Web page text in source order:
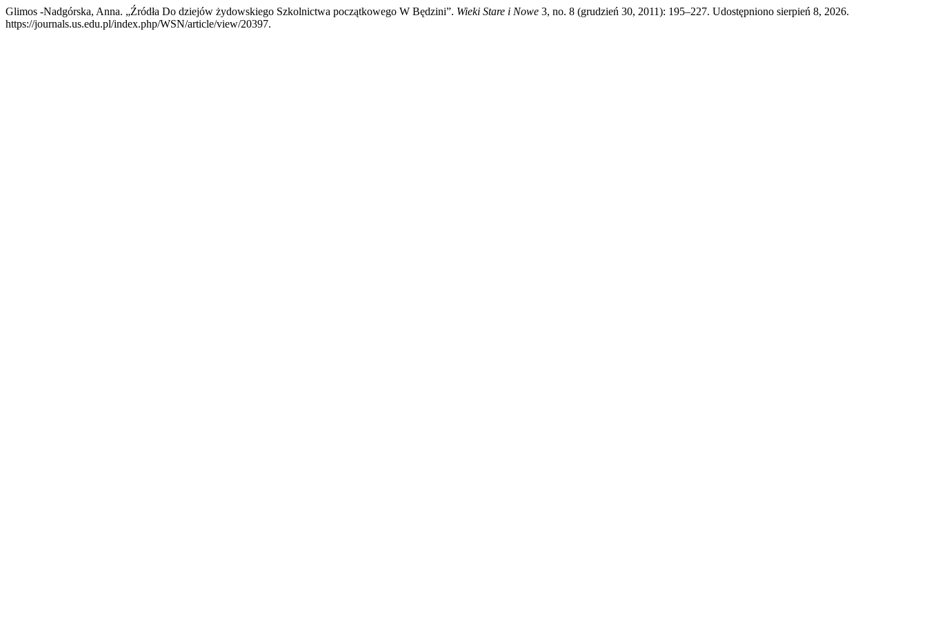
Glimos -Nadgórska, Anna. „Źródła Do dziejów żydowskiego Szkolnictwa początkowego W Będzini”. Wieki Stare i Nowe 3, no. 8 (grudzień 30, 2011): 195–227. Udostępniono sierpień 8, 2026.
https://journals.us.edu.pl/index.php/WSN/article/view/20397.